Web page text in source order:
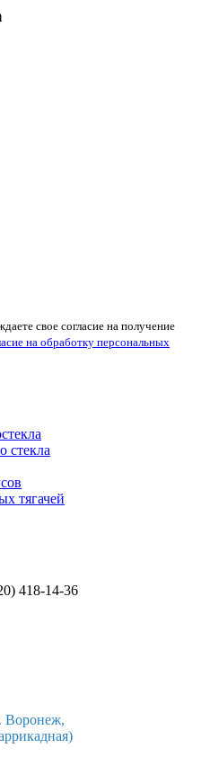
свое согласие на получение
на обработку персональных
стекла
тягачей
418-14-36
Воронеж,